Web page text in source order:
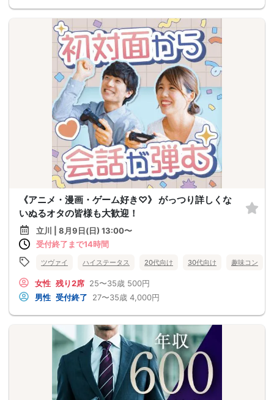
《アニメ・漫画・ゲーム好き♡》 がっつり詳しくな
いぬるオタの皆様も大歓迎！
立川 | 8月9日(日) 13:00〜
受付終了まで14時間
ツヴァイ ハイステータス 20代向け 30代向け 趣味コン
女性 残り2席 25〜35歳 500円
男性 受付終了 27〜35歳 4,000円